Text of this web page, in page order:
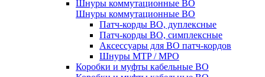
Шнуры коммутационные ВО
Шнуры коммутационные ВО
Патч-корды ВО, дуплексные
Патч-корды ВО, симплексные
Аксессуары для ВО патч-кордов
Шнуры MTP / MPO
Коробки и муфты кабельные ВО